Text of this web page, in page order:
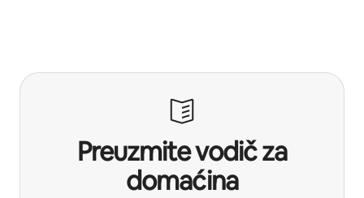
Preuzmite vodič za
domaćina